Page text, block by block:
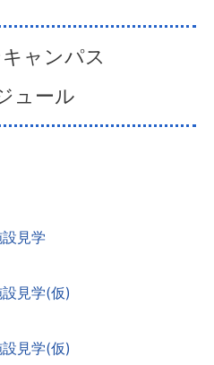
ャンパス
ュール
見学
見学(仮)
見学(仮)